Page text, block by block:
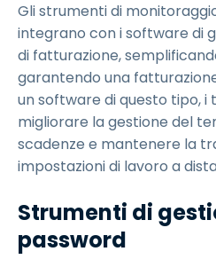
Gli strumenti di
integrano con i software di
di fatturazione,
garantendo una
un software di questo tipo, i
migliorare la gestione del
scadenze e mantenere la
impostazioni di lavoro a
Strumenti di
password